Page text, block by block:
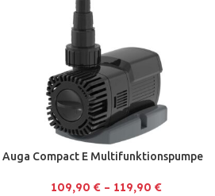
Auga Compact E Multifunktionspumpe
109,90€ – 119,90€